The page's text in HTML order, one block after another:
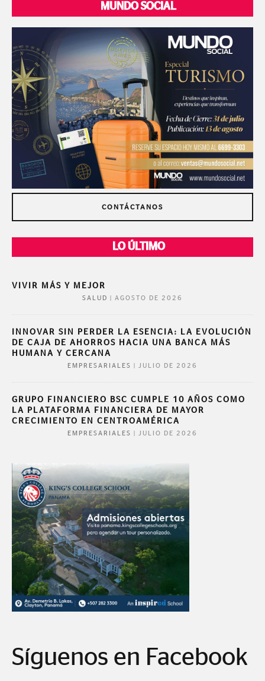
MUNDO SOCIAL
CONTÁCTANOS
LO ÚLTIMO
VIVIR MÁS Y MEJOR
SALUD AGOSTO DE 2026
INNOVAR SIN PERDER LA ESENCIA: LA EVOLUCIÓN
DE CAJA DE AHORROS HACIA UNA BANCA MÁS
HUMANA Y CERCANA
EMPRESARIALES JULIO DE 2026
GRUPO FINANCIERO BSC CUMPLE 10 AÑOS COMO
LA PLATAFORMA FINANCIERA DE MAYOR
CRECIMIENTO EN CENTROAMÉRICA
EMPRESARIALES JULIO DE 2026
Síguenos en Facebook